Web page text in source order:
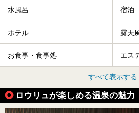
水風呂 宿泊
ホテル 露天
お食事・食事処 エス
すべて表示する
ロウリュが楽しめる温泉の魅力